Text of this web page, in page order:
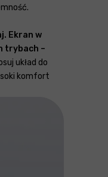
Ekran w
trybach –
układ do
komfort